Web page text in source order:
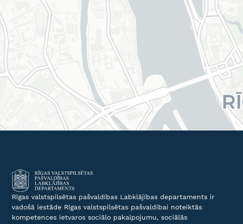
Rīgas valstspilsētas pašvaldības Labklājības departaments ir
vadošā iestāde Rīgas valstspilsētas pašvaldībai noteiktās
kompetences ietvaros sociālo pakalpojumu, sociālās